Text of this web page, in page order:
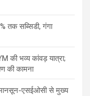
तक सब्सिडी, गंगा
की भव्य कांवड़ यात्रा;
की कामना
मानसून-एसईओसी से मुख्य